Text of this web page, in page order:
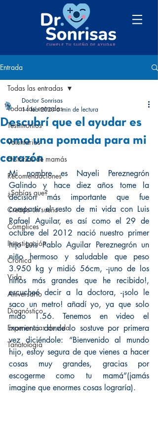
Entrada
Todas las entradas
Testimonios
Voluntarios
Historias de mamás
Recomendaciones
¿Sabías que?
Creado un sueño
Cómplices
Investigación
Crónica
Vida
Aniversario
Diagnóstico
Experiencias de vida
Tanatología
Todas las entradas
Descubrí que el ayudar es
como una pomada para mi
corazón
Doctor Sonrisas
14 feb 2020 6 min de lectura
Mi nombre es Nayeli Pereznegrón
Galindo y hace diez años tome la
decisión más importante que fue
compartir el resto de mi vida con Luis
Rafael Aguilar, es así como el 29 de
octubre del 2012 nació nuestro primer
hijo Luis Pablo Aguilar Pereznegrón un
niño hermoso y saludable que peso
3.950 kg y midió 56cm, -¡uno de los
niños más grandes que he recibido!,
escucheé decir a la doctora, -¡solo le
saco un metro! añadí yo, ya que solo
mido 1.56. Tenemos en video el
momento donde lo sostuve por primera
vez diciéndole: “Bienvenido al mundo
hijo, estoy segura de que vienes a hacer
cosas muy grandes, gracias por
escogerme como tu mamá”(jamás
imagine que enormes cosas lograría).